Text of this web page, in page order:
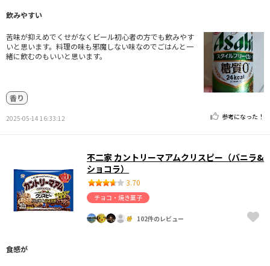
飲みやすい
苦味が抑えめでくせがなくビール初心者の方でも飲みやす
いと思います。料理の味も邪魔しない味なのでごはんと一
緒に飲むのもいいと思います。
香り
2025-05-14 16:33:12 参考になった！
不二家 カントリーマアムクリスピー（バニラ&
ショコラ）
3.70
チョコ・焼き菓子
102件のレビュー
食感が